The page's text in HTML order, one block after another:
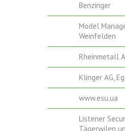
Benzinger
Model
Weinfelden
Rheinmetall
Klinger AG,
www.esu.ua
Listener
Tägerwilen